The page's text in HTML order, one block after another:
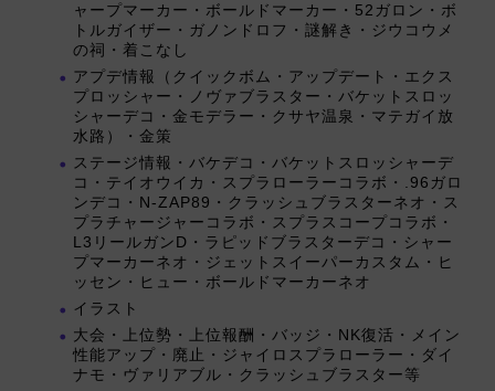
ャープマーカー・ボールドマーカー・52ガロン・ボ
トルガイザー・ガノンドロフ・謎解き・ジウコウメ
の祠・着こなし
アプデ情報（クイックボム・アップデート・エクス
プロッシャー・ノヴァブラスター・バケットスロッ
シャーデコ・金モデラー・クサヤ温泉・マテガイ放
水路）・金策
ステージ情報・バケデコ・バケットスロッシャーデ
コ・テイオウイカ・スプラローラーコラボ・.96ガロ
ンデコ・N-ZAP89・クラッシュブラスターネオ・ス
プラチャージャーコラボ・スプラスコープコラボ・
L3リールガンD・ラピッドブラスターデコ・シャー
プマーカーネオ・ジェットスイーパーカスタム・ヒ
ッセン・ヒュー・ボールドマーカーネオ
イラスト
大会・上位勢・上位報酬・バッジ・NK復活・メイン
性能アップ・廃止・ジャイロスプラローラー・ダイ
ナモ・ヴァリアブル・クラッシュブラスター等